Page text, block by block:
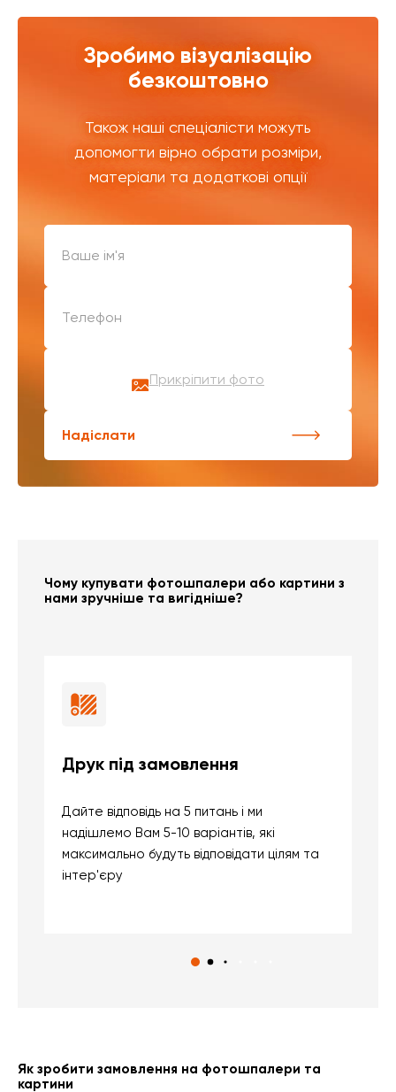
Зробимо візуалізацію
безкоштовно
Також наші спеціалісти можуть
допомогти вірно обрати розміри,
матеріали та додаткові опції
Прикріпити фото
Надіслати
Чому купувати фотошпалери або картини з
нами зручніше та вигідніше?
Друк під замовлення
Дайте відповідь на 5 питань і ми
надішлемо Вам 5-10 варіантів, які
максимально будуть відповідати цілям та
інтер'єру
Як зробити замовлення на фотошпалери та
картини